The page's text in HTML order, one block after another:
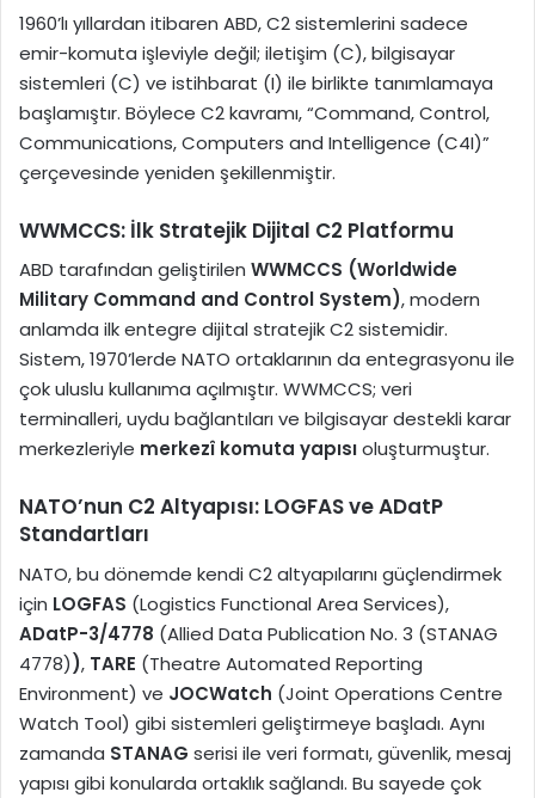
1960’lı yıllardan itibaren ABD, C2 sistemlerini sadece
emir-komuta işleviyle değil; iletişim (C), bilgisayar
sistemleri (C) ve istihbarat (I) ile birlikte tanımlamaya
başlamıştır. Böylece C2 kavramı, “Command, Control,
Communications, Computers and Intelligence (C4I)”
çerçevesinde yeniden şekillenmiştir.
WWMCCS: İlk Stratejik Dijital C2 Platformu
ABD tarafından geliştirilen WWMCCS (Worldwide
Military Command and Control System), modern
anlamda ilk entegre dijital stratejik C2 sistemidir.
Sistem, 1970’lerde NATO ortaklarının da entegrasyonu ile
çok uluslu kullanıma açılmıştır. WWMCCS; veri
terminalleri, uydu bağlantıları ve bilgisayar destekli karar
merkezleriyle merkezî komuta yapısıoluşturmuştur.
NATO’nun C2 Altyapısı: LOGFAS ve ADatP
Standartları
NATO, bu dönemde kendi C2 altyapılarını güçlendirmek
için LOGFAS (Logistics Functional Area Services),
ADatP-3/4778 (Allied Data Publication No. 3 (STANAG
4778)), TARE (Theatre Automated Reporting
Environment) ve JOCWatch (Joint Operations Centre
Watch Tool) gibi sistemleri geliştirmeye başladı. Aynı
zamanda STANAG serisi ile veri formatı, güvenlik, mesaj
yapısı gibi konularda ortaklık sağlandı. Bu sayede çok